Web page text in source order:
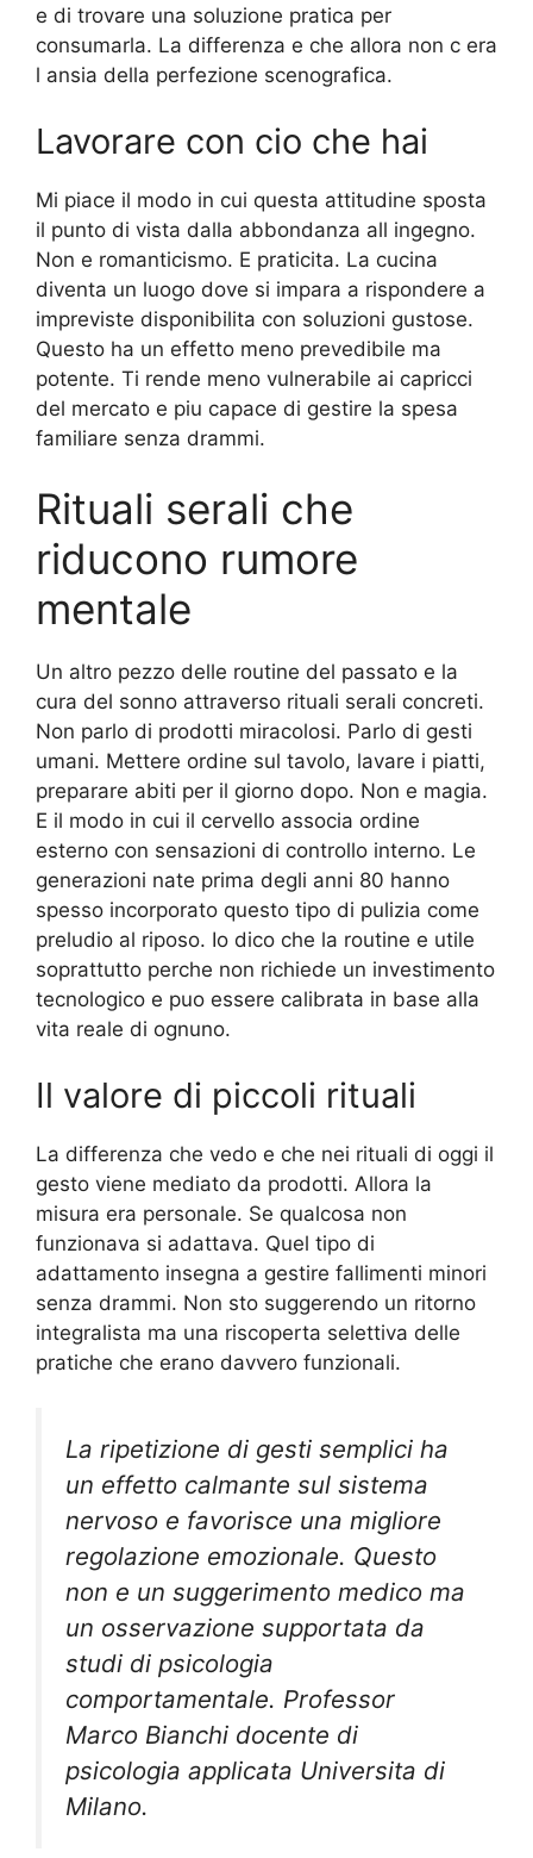
e di trovare una soluzione pratica per
consumarla. La differenza e che allora non c era
l ansia della perfezione scenografica.
Lavorare con cio che hai
Mi piace il modo in cui questa attitudine sposta
il punto di vista dalla abbondanza all ingegno.
Non e romanticismo. E praticita. La cucina
diventa un luogo dove si impara a rispondere a
impreviste disponibilita con soluzioni gustose.
Questo ha un effetto meno prevedibile ma
potente. Ti rende meno vulnerabile ai capricci
del mercato e piu capace di gestire la spesa
familiare senza drammi.
Rituali serali che
riducono rumore
mentale
Un altro pezzo delle routine del passato e la
cura del sonno attraverso rituali serali concreti.
Non parlo di prodotti miracolosi. Parlo di gesti
umani. Mettere ordine sul tavolo, lavare i piatti,
preparare abiti per il giorno dopo. Non e magia.
E il modo in cui il cervello associa ordine
esterno con sensazioni di controllo interno. Le
generazioni nate prima degli anni 80 hanno
spesso incorporato questo tipo di pulizia come
preludio al riposo. Io dico che la routine e utile
soprattutto perche non richiede un investimento
tecnologico e puo essere calibrata in base alla
vita reale di ognuno.
Il valore di piccoli rituali
La differenza che vedo e che nei rituali di oggi il
gesto viene mediato da prodotti. Allora la
misura era personale. Se qualcosa non
funzionava si adattava. Quel tipo di
adattamento insegna a gestire fallimenti minori
senza drammi. Non sto suggerendo un ritorno
integralista ma una riscoperta selettiva delle
pratiche che erano davvero funzionali.
La ripetizione di gesti semplici ha
un effetto calmante sul sistema
nervoso e favorisce una migliore
regolazione emozionale. Questo
non e un suggerimento medico ma
un osservazione supportata da
studi di psicologia
comportamentale. Professor
Marco Bianchi docente di
psicologia applicata Universita di
Milano.